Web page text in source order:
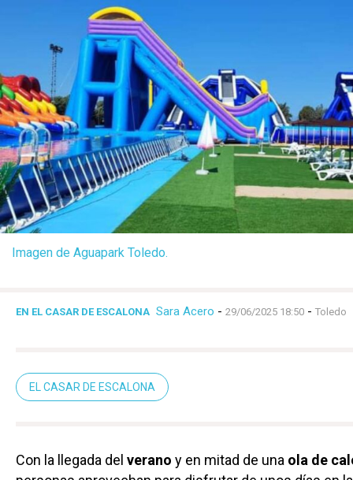
Imagen de Aguapark Toledo.
EN EL CASAR DE ESCALONA Sara Acero - 29/06/2025 18:50 - Toledo
EL CASAR DE ESCALONA
Con la llegada del verano y en mitad de una ola de